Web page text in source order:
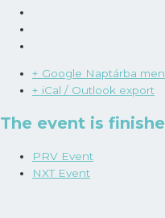
+ Google Naptárba
+ iCal / Outlook export
The event is
PRV Event
NXT Event